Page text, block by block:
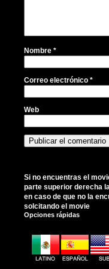
Nombre *
Correo electrónico *
Web
Si no encuentras el
parte superior derecha
en caso de que no la
solcitando el movie
Opciones rápidas